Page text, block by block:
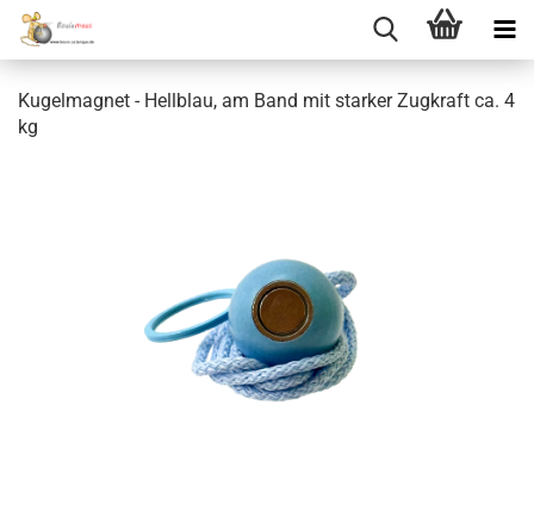
Kugelmagnet - Hellblau, am Band mit starker Zugkraft ca. 4
kg